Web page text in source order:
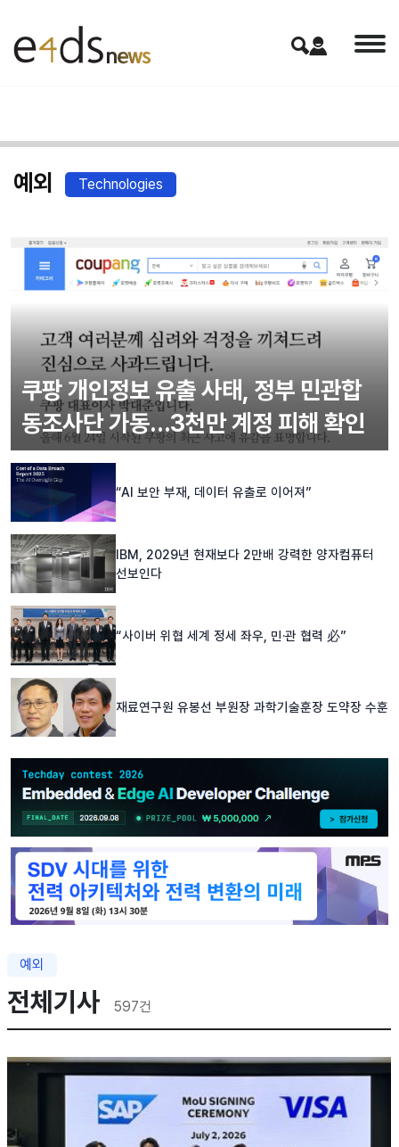
예외 Technologies
쿠팡 개인정보 유출 사태, 정부 민관합
동조사단 가동…3천만 계정 피해 확인
“AI 보안 부재, 데이터 유출로 이어져”
IBM, 2029년 현재보다 2만배 강력한 양자컴퓨터
선보인다
“사이버 위협 세계 정세 좌우, 민·관 협력 必”
재료연구원 유봉선 부원장 과학기술훈장 도약장 수훈
예외
전체기사 597건